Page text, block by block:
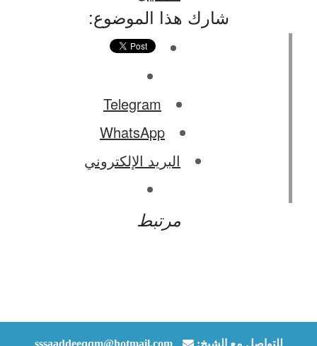
شارك هذا الموضوع:
Telegram
WhatsApp
البريد الإلكتروني
مرتبط
للتواصل مع الشيخ:‬
sssaaddeeqqm@hotmail.com